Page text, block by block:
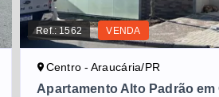
Ref.: 1562 VENDA
Centro - Araucária/PR
Apartamento Alto Padrão em